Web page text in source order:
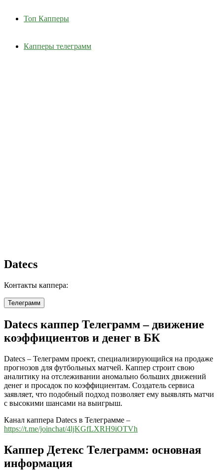
Топ Капперы
Капперы телеграмм
Datecs
Контакты каппера:
Телеграмм
Datecs каппер Телеграмм – движение
коэффициентов и денег в БК
Datecs – Телеграмм проект, специализирующийся на продаже
прогнозов для футбольных матчей. Каппер строит свою
аналитику на отслеживании аномально больших движений
денег и просадок по коэффициентам. Создатель сервиса
заявляет, что подобный подход позволяет ему выявлять матчи
с высокими шансами на выигрыш.
Канал каппера Datecs в Телеграмме –
https://t.me/joinchat/4ljKGfLXRH9iOTVh
Каппер Детекс Телеграмм: основная
информация